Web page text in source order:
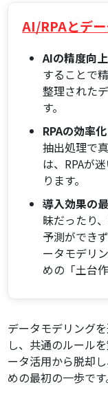
AI/RPAとデ
AIの精度向上
することで
整理された
す。
RPAの効率化
抽出処理で
は、RPAが
ります。
導入効果の
昧だったり
予測ができ
ータモデリ
めの「土台
データモデリング
し、共通のルール
ータ活用から脱却
めの最初の一歩です